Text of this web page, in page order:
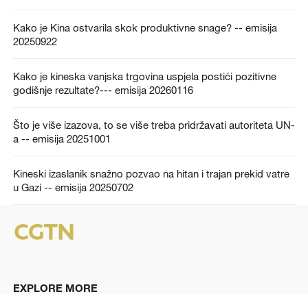
Kako je Kina ostvarila skok produktivne snage? -- emisija
20250922
Kako je kineska vanjska trgovina uspjela postići pozitivne
godišnje rezultate?--- emisija 20260116
Što je više izazova, to se više treba pridržavati autoriteta UN-
a -- emisija 20251001
Kineski izaslanik snažno pozvao na hitan i trajan prekid vatre
u Gazi -- emisija 20250702
EXPLORE MORE